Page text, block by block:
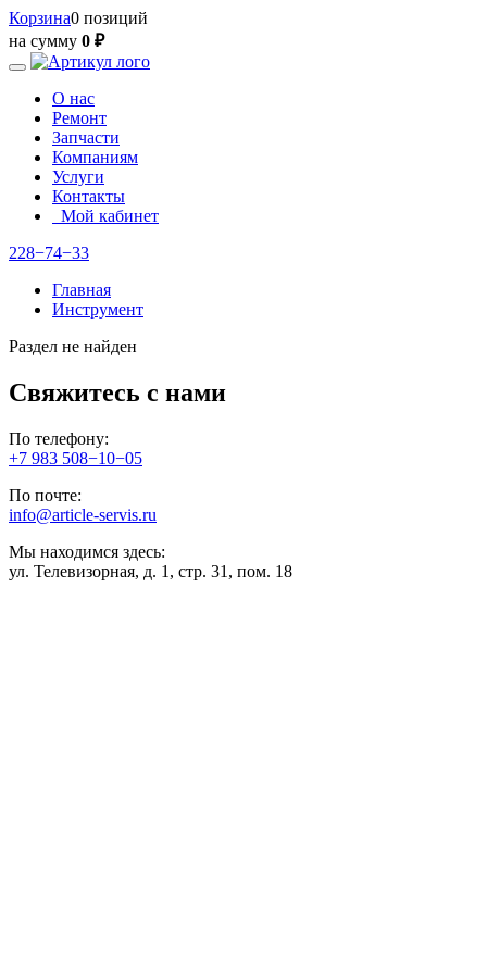
Корзина0 позиций
на сумму 0 ₽
О нас
Ремонт
Запчасти
Компаниям
Услуги
Контакты
Мой кабинет
228−74−33
Главная
Инструмент
Раздел не найден
Свяжитесь с нами
По телефону:
+7 983 508−10−05
По почте:
info@article-servis.ru
Мы находимся здесь:
ул. Телевизорная, д. 1, стр. 31, пом. 18